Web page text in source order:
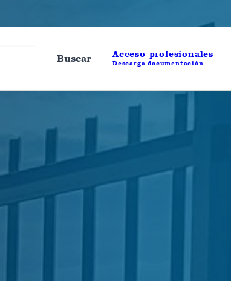
Buscar Acceso profesionales
Descarga documentación